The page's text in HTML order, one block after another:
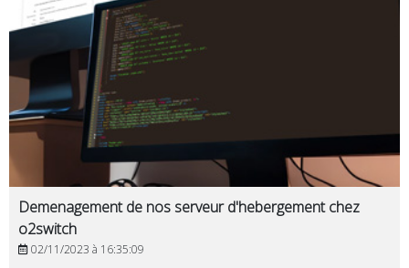
Demenagement de nos serveur d'hebergement chez
o2switch
02/11/2023 à 16:35:09